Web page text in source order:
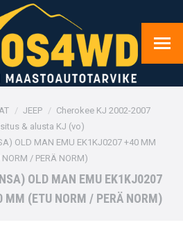
JEEP
Cherokee KJ 2002-2007
& alusta KJ (vo)
OLD MAN EMU EK1KJ0207 +40 MM
NORM / PERÄ NORM)
OLD MAN EMU EK1KJ0207
MM (ETU NORM / PERÄ NORM)